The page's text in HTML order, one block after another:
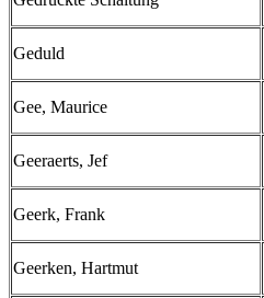
Geduld
Gee, Maurice
Geeraerts, Jef
Geerk, Frank
Geerken, Hartmut